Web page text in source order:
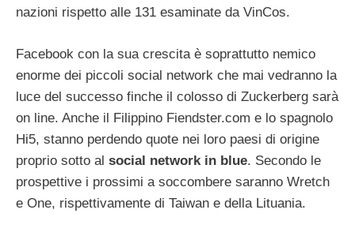
nazioni rispetto alle 131 esaminate da VinCos.
Facebook con la sua crescita è soprattutto nemico
enorme dei piccoli social network che mai vedranno la
luce del successo finche il colosso di Zuckerberg sarà
on line. Anche il Filippino Fiendster.com e lo spagnolo
Hi5, stanno perdendo quote nei loro paesi di origine
proprio sotto al social network in blue. Secondo le
prospettive i prossimi a soccombere saranno Wretch
e One, rispettivamente di Taiwan e della Lituania.